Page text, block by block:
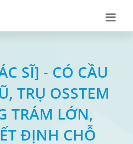
SĨ] - CÓ CẦU
TRỤ OSSTEM
TRÁM LỚN,
ĐỊNH CHỖ